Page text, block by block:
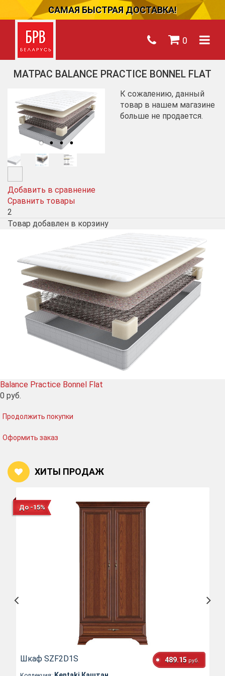
САМАЯ БЫСТРАЯ ДОСТАВКА!
0
МАТРАС BALANCE PRACTICE BONNEL FLAT
Добавить в сравнение
Сравнить товары
2
К сожалению, данный
товар в нашем магазине
больше не продается.
Товар добавлен в корзину
Balance Practice Bonnel Flat
0 руб.
Продолжить покупки
Оформить заказ
ХИТЫ ПРОДАЖ
До -15%
Шкаф SZF2D1S 489.15 руб.